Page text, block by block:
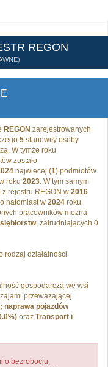
REGON
REGON zarejestrowanych
5 stanowiły osoby
W tymże roku
zostało
najwięcej (1) podmiotów
roku 2023. W tym samym
rejestru REGON w 2016
natomiast w 2024 roku.
pracowników można
, zatrudniających 0
rodzaj działalności
gospodarczą we wsi
przeważającej
naprawa pojazdów
oraz Transport i
o bezrobociu,